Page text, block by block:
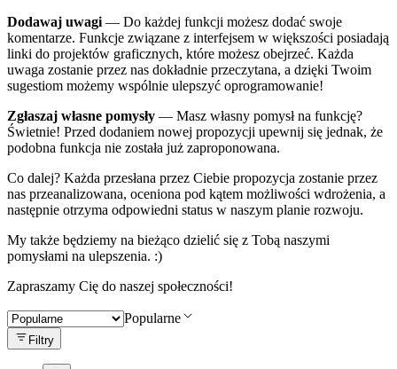
Dodawaj uwagi — Do każdej funkcji możesz dodać swoje
komentarze. Funkcje związane z interfejsem w większości posiadają
linki do projektów graficznych, które możesz obejrzeć. Każda
uwaga zostanie przez nas dokładnie przeczytana, a dzięki Twoim
sugestiom możemy wspólnie ulepszyć oprogramowanie!
Zgłaszaj własne pomysły — Masz własny pomysł na funkcję?
Świetnie! Przed dodaniem nowej propozycji upewnij się jednak, że
podobna funkcja nie została już zaproponowana.
Co dalej? Każda przesłana przez Ciebie propozycja zostanie przez
nas przeanalizowana, oceniona pod kątem możliwości wdrożenia, a
następnie otrzyma odpowiedni status w naszym planie rozwoju.
My także będziemy na bieżąco dzielić się z Tobą naszymi
pomysłami na ulepszenia. :)
Zapraszamy Cię do naszej społeczności!
Popularne
Filtry